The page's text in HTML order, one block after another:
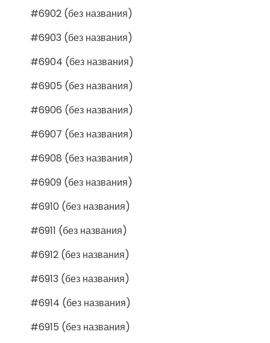
#6902 (без названия)
#6903 (без названия)
#6904 (без названия)
#6905 (без названия)
#6906 (без названия)
#6907 (без названия)
#6908 (без названия)
#6909 (без названия)
#6910 (без названия)
#6911 (без названия)
#6912 (без названия)
#6913 (без названия)
#6914 (без названия)
#6915 (без названия)